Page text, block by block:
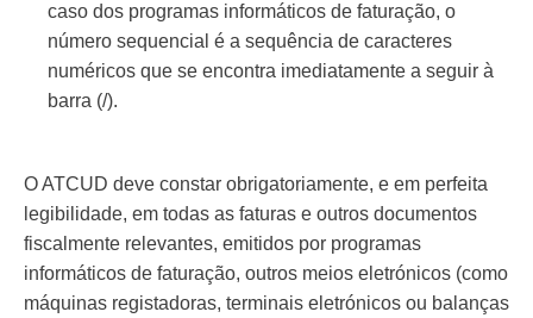
caso dos programas informáticos de faturação, o
número sequencial é a sequência de caracteres
numéricos que se encontra imediatamente a seguir à
barra (/).
O ATCUD deve constar obrigatoriamente, e em perfeita
legibilidade, em todas as faturas e outros documentos
fiscalmente relevantes, emitidos por programas
informáticos de faturação, outros meios eletrónicos (como
máquinas registadoras, terminais eletrónicos ou balanças